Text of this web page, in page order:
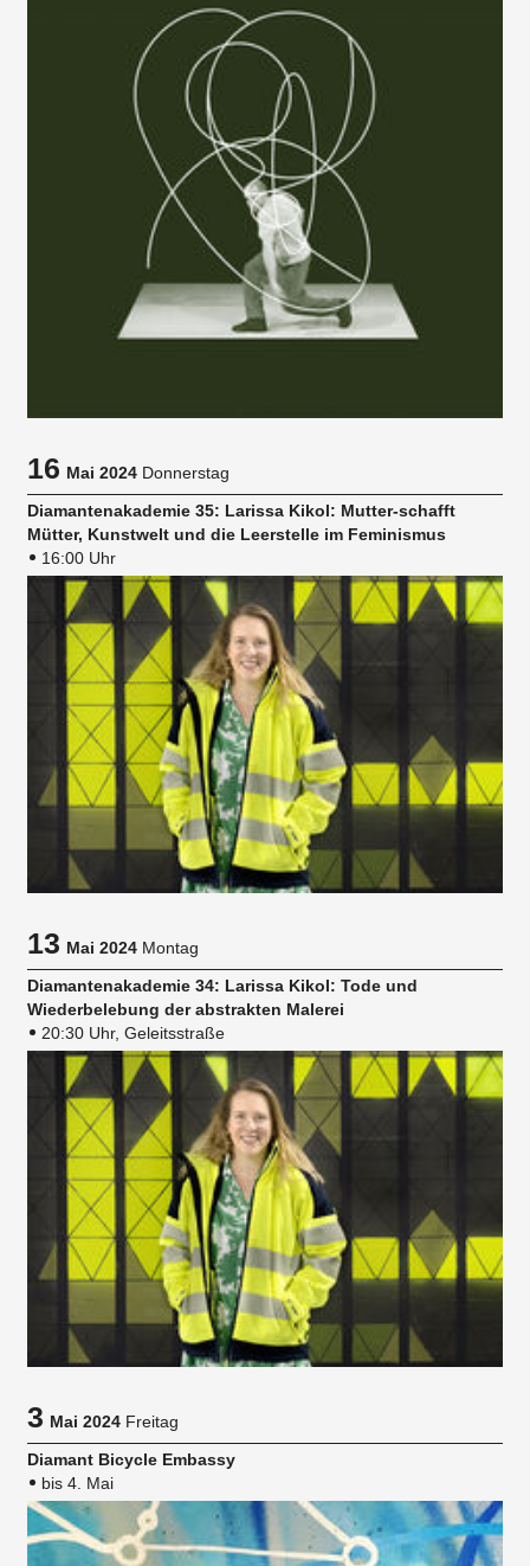
16Mai 2024 Donnerstag
Diamantenakademie 35: Larissa Kikol: Mutter-schafft
Mütter, Kunstwelt und die Leerstelle im Feminismus
16:00 Uhr
13Mai 2024 Montag
Diamantenakademie 34: Larissa Kikol: Tode und
Wiederbelebung der abstrakten Malerei
20:30 Uhr, Geleitsstraße
3Mai 2024 Freitag
Diamant Bicycle Embassy
bis 4. Mai